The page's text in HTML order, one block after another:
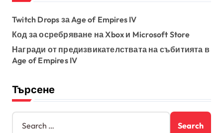
Twitch Drops за Age of Empires IV
Код за осребряване на Xbox и Microsoft Store
Награди от предизвикателствата на събитията в
Age of Empires IV
Търсене
S